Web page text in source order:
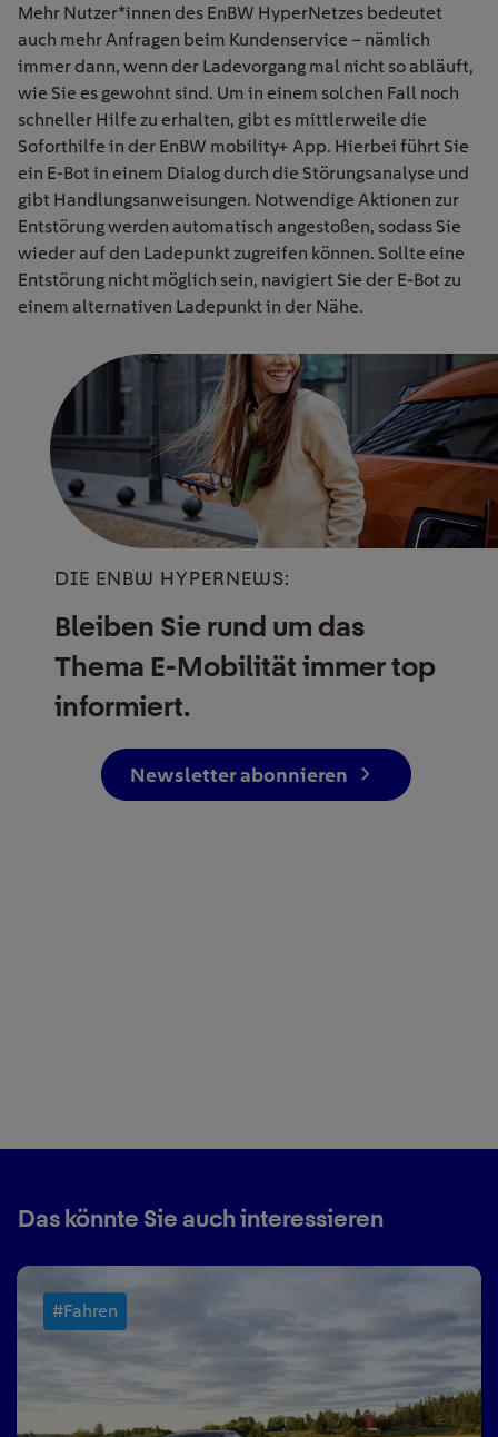
Mehr Nutzer*innen des EnBW HyperNetzes bedeutet
auch mehr Anfragen beim Kundenservice – nämlich
immer dann, wenn der Ladevorgang mal nicht so abläuft,
wie Sie es gewohnt sind. Um in einem solchen Fall noch
schneller Hilfe zu erhalten, gibt es mittlerweile die
Soforthilfe in der EnBW mobility+ App. Hierbei führt Sie
ein E-Bot in einem Dialog durch die Störungsanalyse und
gibt Handlungsanweisungen. Notwendige Aktionen zur
Entstörung werden automatisch angestoßen, sodass Sie
wieder auf den Ladepunkt zugreifen können. Sollte eine
Entstörung nicht möglich sein, navigiert Sie der E-Bot zu
einem alternativen Ladepunkt in der Nähe.
DIE ENBW HYPERNEWS:
Bleiben Sie rund um das
Thema E-Mobilität immer top
informiert.
Newsletter abonnieren
Das könnte Sie auch interessieren
#Fahren